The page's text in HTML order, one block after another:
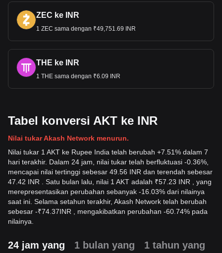
ZEC ke INR
1 ZEC sama dengan ₹49,751.69 INR
THE ke INR
1 THE sama dengan ₹6.09 INR
Tabel konversi AKT ke INR
Nilai tukar Akash Network menurun.
Nilai tukar 1 AKT ke Rupee India telah berubah +7.51% dalam 7
hari terakhir. Dalam 24 jam, nilai tukar telah berfluktuasi -0.36%,
mencapai nilai tertinggi sebesar 49.56 INR dan terendah sebesar
47.42 INR . Satu bulan lalu, nilai 1 AKT adalah ₹57.23 INR , yang
merepresentasikan perubahan sebanyak -16.03% dari nilainya
saat ini. Selama setahun terakhir, Akash Network telah berubah
sebesar -₹74.37INR , mengakibatkan perubahan -60.74% pada
nilainya.
24 jam yang
1 bulan yang
1 tahun yang